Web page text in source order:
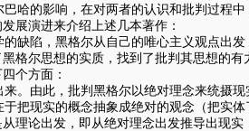
哈的影响，在对两者的认识和批判过程
展演进来介绍上述几本著作：
陷，黑格尔从自己的唯心主义观点出
格尔思想的实质，找到了批判其思想的
个方面：
由此，批判黑格尔以绝对理念来统摄现
现实的概念抽象成绝对的观念（把实体
理论出发，即从绝对理念出发推导出现